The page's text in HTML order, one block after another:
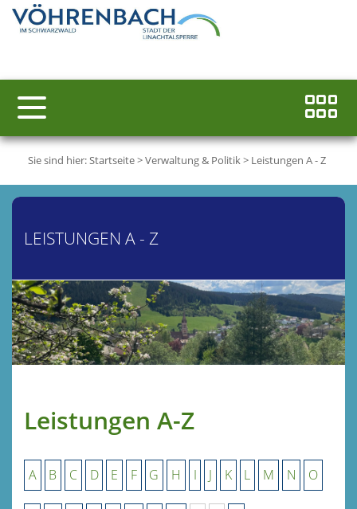
Sie sind hier:Startseite>Verwaltung & Politik> Leistungen A - Z
LEISTUNGEN A - Z
Leistungen A-Z
A B C D E F G H I J K L M N O